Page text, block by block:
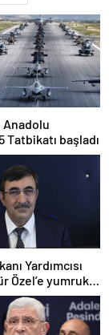
Anadolu
Tatbikatı başladı
Yardımcısı
Özel’e yumruklu